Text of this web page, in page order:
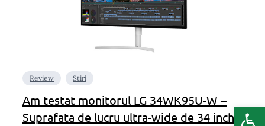
Review Stiri
Am testat monitorul LG 34WK95U-W –
Suprafata de lucru ultra-wide de 34 inch